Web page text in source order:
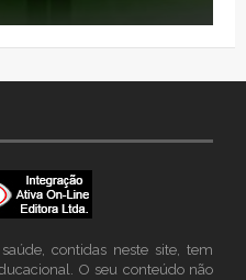
contidas neste site, tem
O seu conteúdo não